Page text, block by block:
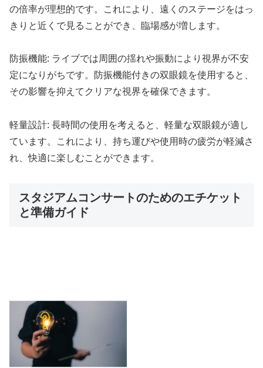
の倍率が理想的です。これにより、遠くのステージをはっ
きりと近くで見ることができ、臨場感が増します。
防振機能: ライブでは周囲の揺れや振動により視界が不安
定になりがちです。防振機能付きの双眼鏡を使用すると、
その影響を抑えてクリアな視界を確保できます。
軽量設計: 長時間の使用を考えると、軽量な双眼鏡が適し
ています。これにより、持ち運びや使用時の疲労が軽減さ
れ、快適に楽しむことができます。
スタジアムコンサートのためのエチケット
と準備ガイド